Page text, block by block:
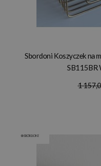
Sbordoni Koszyczek na
SB115BR
1